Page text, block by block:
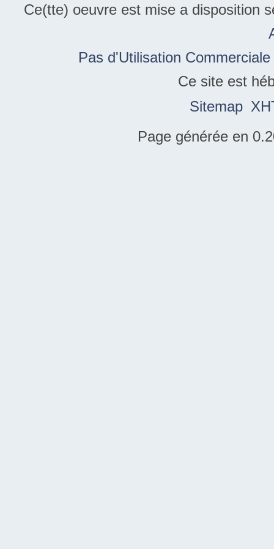
Ce(tte) oeuvre est mise a disposition
Pas d'Utilisation
Ce site est
Sitemap
Page générée en